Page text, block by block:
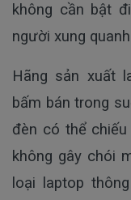
không cần bật
người xung
Hãng sản xuất
bấm bán trong
đèn có thể
không gây chói
loại laptop